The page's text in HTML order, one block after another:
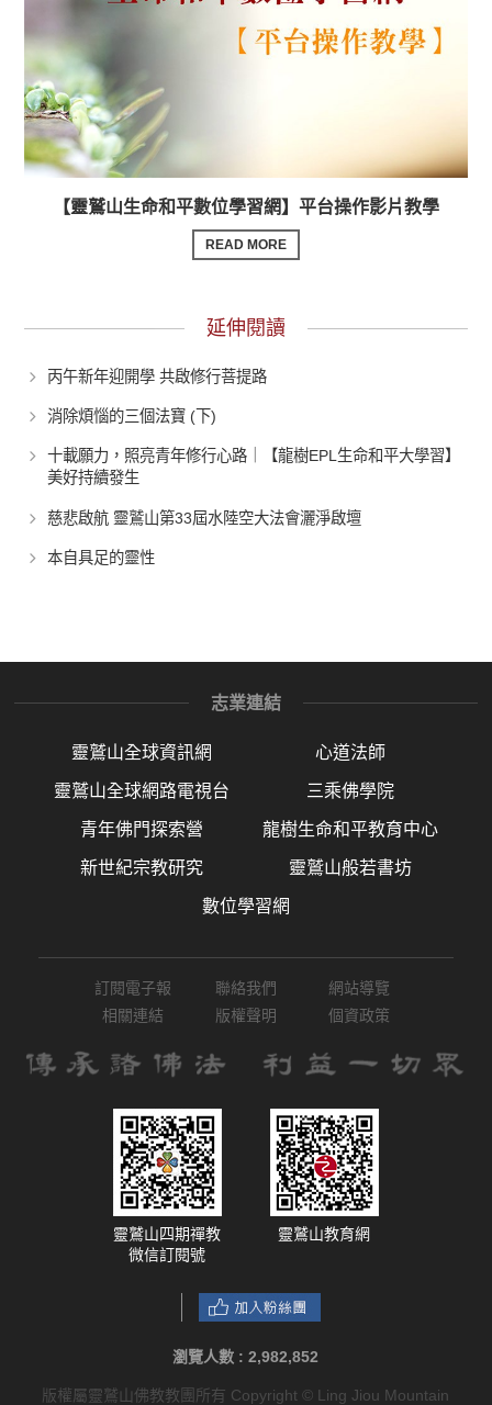
【靈鷲山生命和平數位學習網】平台操作影片教學
READ MORE
延伸閱讀
丙午新年迎開學 共啟修行菩提路
消除煩惱的三個法寶 (下)
十載願力，照亮青年修行心路｜【龍樹EPL生命和平大學習】
美好持續發生
慈悲啟航 靈鷲山第33屆水陸空大法會灑淨啟壇
本自具足的靈性
志業連結
靈鷲山全球資訊網 心道法師
靈鷲山全球網路電視台 三乘佛學院
青年佛門探索營 龍樹生命和平教育中心
新世紀宗教研究 靈鷲山般若書坊
數位學習網
訂閱電子報 聯絡我們
網站導覽
相關連結
版權聲明 個資政策
靈鷲山四期禪教
微信訂閱號
靈鷲山教育網
瀏覽人數 :2,982,852
版權屬靈鷲山佛教教團所有 Copyright © Ling Jiou Mountain